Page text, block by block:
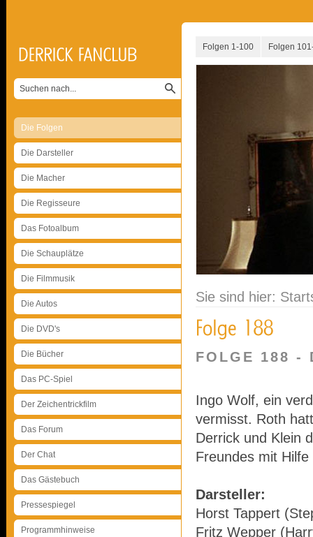
Die Folgen
Die Darsteller
Die Macher
Die Regisseure
Das Fotoalbum
Die Schauplätze
Die Filmmusik
Die Autos
Die DVD's
Die Bücher
Das PC-Spiel
Der Zeichentrickfilm
Das Forum
Der Chat
Das Gästebuch
Pressespiegel
Programmhinweise
Folgen 1-100 Folgen
Sie sind hier:
FOLGE 188 -
Ingo Wolf, ein
vermisst. Roth
Derrick und Klein
Freundes mit
Darsteller:
Horst Tappert
Fritz Wepper